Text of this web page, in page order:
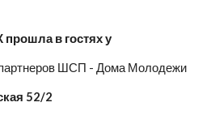
прошла в гостях у
партнеров ШСП - Дома Молодежи
52/2